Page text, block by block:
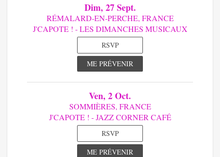
Dim, 27 Sept.
RÉMALARD-EN-PERCHE, FRANCE
J'CAPOTE ! - LES DIMANCHES MUSICAUX
RSVP
ME PRÉVENIR
Ven, 2 Oct.
SOMMIÈRES, FRANCE
J'CAPOTE ! - JAZZ CORNER CAFÉ
RSVP
ME PRÉVENIR